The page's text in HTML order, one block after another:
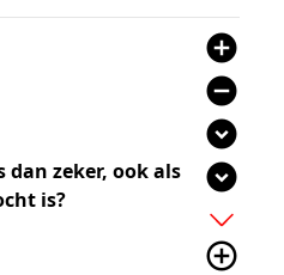
zeker, ook als
is?
add_circle
remove_circle
expand_circle_down
expand_circle_down
add
add_circle_outline